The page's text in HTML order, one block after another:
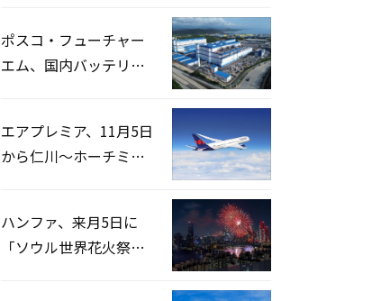
ポスコ・フューチャー
エム、国内バッテリー
エアプレミア、11月5日
から仁川〜ホーチミン
ハンファ、来月5日に
「ソウル世界花火祭り